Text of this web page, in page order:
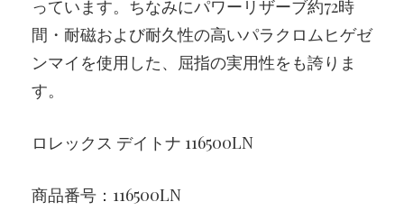
っています。ちなみにパワーリザーブ約72時
間・耐磁および耐久性の高いパラクロムヒゲゼ
ンマイを使用した、屈指の実用性をも誇りま
す。
ロレックス デイトナ 116500LN
商品番号：116500LN